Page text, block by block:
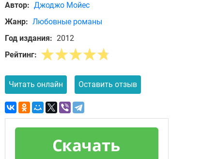
Автор: Джоджо Мойес
Жанр: Любовные романы
Год издания: 2012
Рейтинг:
Читать онлайн Оставить отзыв